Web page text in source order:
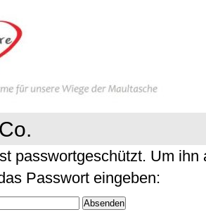
passwortgeschützt. Um ihn
Passwort eingeben: